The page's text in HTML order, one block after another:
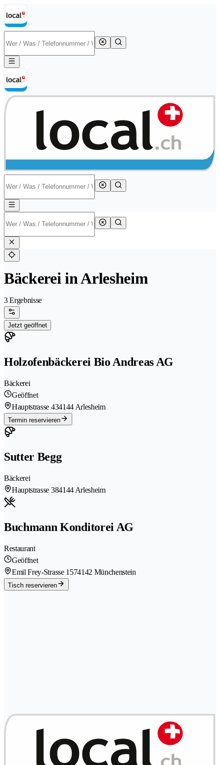
Bäckerei in Arlesheim
3 Ergebnisse
Jetzt geöffnet
Holzofenbäckerei Bio Andreas AG
Bäckerei
Geöffnet
Hauptstrasse 434144 Arlesheim
Termin reservieren
Sutter Begg
Bäckerei
Hauptstrasse 384144 Arlesheim
Buchmann Konditorei AG
Restaurant
Geöffnet
Emil Frey-Strasse 1574142 Münchenstein
Tisch reservieren